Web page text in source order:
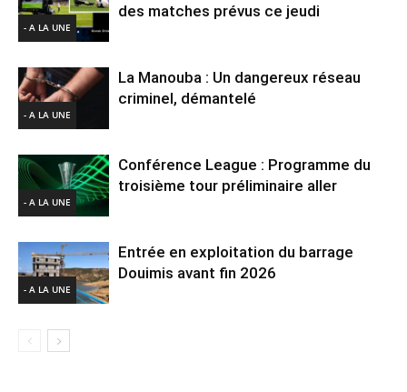
- A LA UNE
des matches prévus ce jeudi
- A LA UNE
La Manouba : Un dangereux réseau
criminel, démantelé
- A LA UNE
Conférence League : Programme du
troisième tour préliminaire aller
- A LA UNE
Entrée en exploitation du barrage
Douimis avant fin 2026